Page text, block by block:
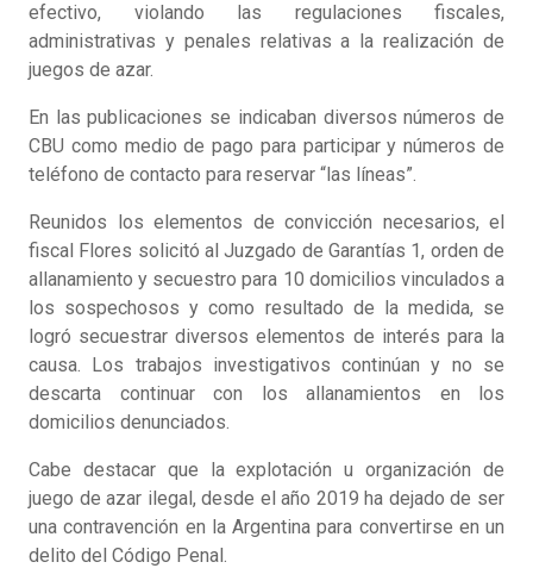
efectivo, violando las regulaciones fiscales,
administrativas y penales relativas a la realización de
juegos de azar.
En las publicaciones se indicaban diversos números de
CBU como medio de pago para participar y números de
teléfono de contacto para reservar “las líneas”.
Reunidos los elementos de convicción necesarios, el
fiscal Flores solicitó al Juzgado de Garantías 1, orden de
allanamiento y secuestro para 10 domicilios vinculados a
los sospechosos y como resultado de la medida, se
logró secuestrar diversos elementos de interés para la
causa. Los trabajos investigativos continúan y no se
descarta continuar con los allanamientos en los
domicilios denunciados.
Cabe destacar que la explotación u organización de
juego de azar ilegal, desde el año 2019 ha dejado de ser
una contravención en la Argentina para convertirse en un
delito del Código Penal.